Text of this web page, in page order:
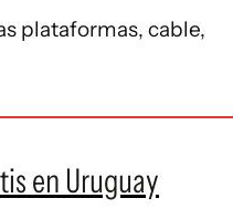
plataformas, cable,
en Uruguay